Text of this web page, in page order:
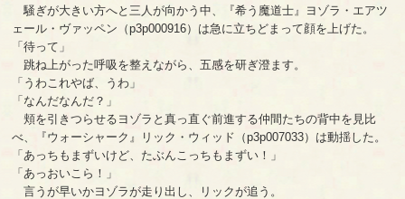
騒ぎが大きい方へと三人が向かう中、『希う魔道士』ヨゾラ・エアツ
ェール・ヴァッペン（p3p000916）は急に立ちどまって顔を上げた。
「待って」
跳ね上がった呼吸を整えながら、五感を研ぎ澄ます。
「うわこれやば、うわ」
「なんだなんだ？」
頬を引きつらせるヨゾラと真っ直ぐ前進する仲間たちの背中を見比
べ、『ウォーシャーク』リック・ウィッド（p3p007033）は動揺した。
「あっちもまずいけど、たぶんこっちもまずい！」
「あっおいこら！」
言うが早いかヨゾラが走り出し、リックが追う。